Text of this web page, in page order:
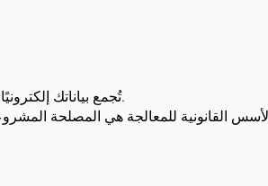
تُجمع بياناتك إلكترونيًا أو ماديًا من خلال موقعنا الإلكتروني، والبريد الإلكتروني، والهاتف، وتعبئة النماذج، وما شابه ذلك.